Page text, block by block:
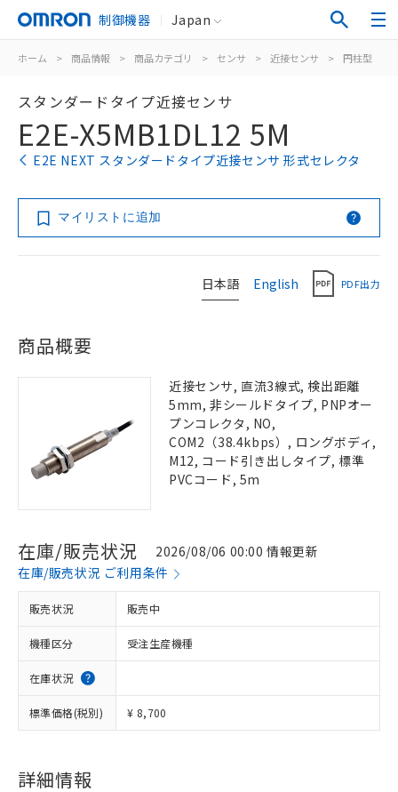
制御機器 Japan
ホーム > 商品情報 > 商品カテゴリ > センサ > 近接センサ > 円柱型
スタンダードタイプ近接センサ
E2E-X5MB1DL12 5M
E2E NEXT スタンダードタイプ近接センサ 形式セレクタ
マイリストに追加
日本語 English PDF出力
商品概要
近接センサ, 直流3線式, 検出距離
5mm, 非シールドタイプ, PNPオー
プンコレクタ, NO,
COM2（38.4kbps）, ロングボディ,
M12, コード引き出しタイプ, 標準
PVCコード, 5m
在庫/販売状況
2026/08/06 00:00 情報更新
在庫/販売状況 ご利用条件
販売状況 販売中
機種区分 受注生産機種
在庫状況
標準価格(税別) ¥ 8,700
詳細情報